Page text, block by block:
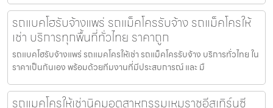
รถแบคโฮรับจ้างแพร่ รถแม็คโครรับจ้าง รถแม็คโครให้
เช่า บริการทุกพื้นที่ทั่วไทย ราคาถูก
รถแบคโฮรับจ้างแพร่ รถแมคโครให้เช่า รถแม็คโครรับจ้าง บริการทั่วไทย ใน
ราคาเป็นกันเอง พร้อมด้วยทีมงานที่มีประสบการณ์ และ มื
รถแมคโครให้เช่านิคมอุตสาหกรรมเหมราชอีสเทิร์นซี